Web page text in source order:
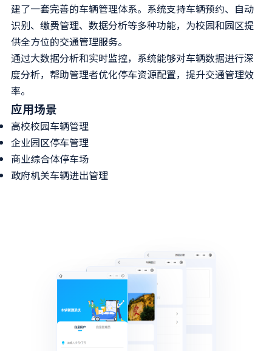
建了一套完善的车辆管理体系。系统支持车辆预约、自动
识别、缴费管理、数据分析等多种功能，为校园和园区提
供全方位的交通管理服务。
通过大数据分析和实时监控，系统能够对车辆数据进行深
度分析，帮助管理者优化停车资源配置，提升交通管理效
率。
应用场景
高校校园车辆管理
企业园区停车管理
商业综合体停车场
政府机关车辆进出管理